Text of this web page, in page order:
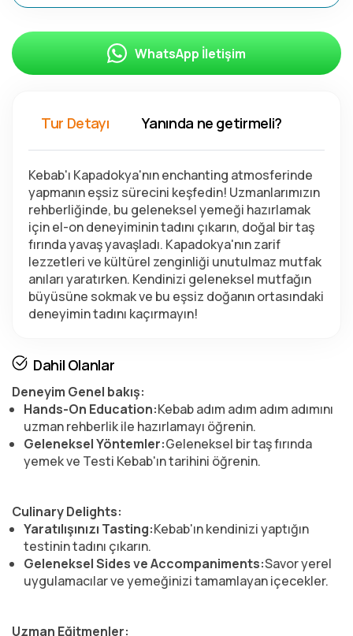
Tur Detayı Yanında ne getirmeli?
Kebab'ı Kapadokya'nın enchanting atmosferinde
yapmanın eşsiz sürecini keşfedin! Uzmanlarımızın
rehberliğinde, bu geleneksel yemeği hazırlamak
için el-on deneyiminin tadını çıkarın, doğal bir taş
fırında yavaş yavaşladı. Kapadokya'nın zarif
lezzetleri ve kültürel zenginliği unutulmaz mutfak
anıları yaratırken. Kendinizi geleneksel mutfağın
büyüsüne sokmak ve bu eşsiz doğanın ortasındaki
deneyimin tadını kaçırmayın!
Dahil Olanlar
Deneyim Genel bakış:
Hands-On Education:Kebab adım adım adım adımını
uzman rehberlik ile hazırlamayı öğrenin.
Geleneksel Yöntemler:Geleneksel bir taş fırında
yemek ve Testi Kebab'ın tarihini öğrenin.
Culinary Delights:
Yaratılışınızı Tasting:Kebab'ın kendinizi yaptığın
testinin tadını çıkarın.
Geleneksel Sides ve Accompaniments:Savor yerel
uygulamacılar ve yemeğinizi tamamlayan içecekler.
Uzman Eğitmenler:
WhatsApp İletişim